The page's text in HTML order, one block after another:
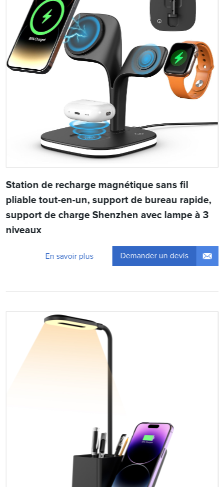
Station de recharge magnétique sans fil
pliable tout-en-un, support de bureau rapide,
support de charge Shenzhen avec lampe à 3
niveaux
En savoir plus Demander un devis